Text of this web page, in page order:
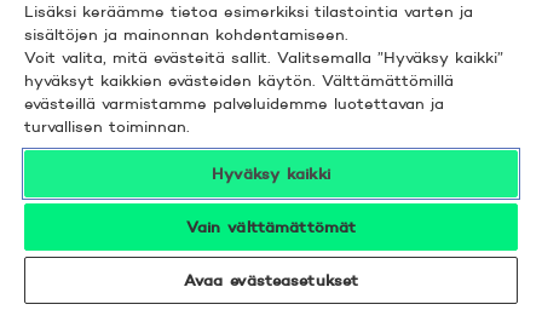
takaisinsaannin takia peräytyä.
Pankki voi perustellusta syystä
pidättää panttia hallussaan päävelan
maksamisen jälkeen pidempäänkin
kuin kolme kuukautta.
11. Luottotietojen käyttäminen
Pankki käyttää luottoa myöntäessään
Lisäksi keräämme tietoa esimerkiksi tilastointia varten ja
sisältöjen ja mainonnan kohdentamiseen.
Voit valita, mitä evästeitä sallit. Valitsemalla ”Hyväksy kaikki”
hyväksyt kaikkien evästeiden käytön. Välttämättömillä
evästeillä varmistamme palveluidemme luotettavan ja
turvallisen toiminnan.
Hyväksy kaikki
Vain välttämättömät
Avaa evästeasetukset